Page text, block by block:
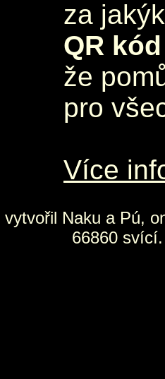
za
QR kód
že
pro
Více
vytvořil Naku a Pú,
66860 svící.